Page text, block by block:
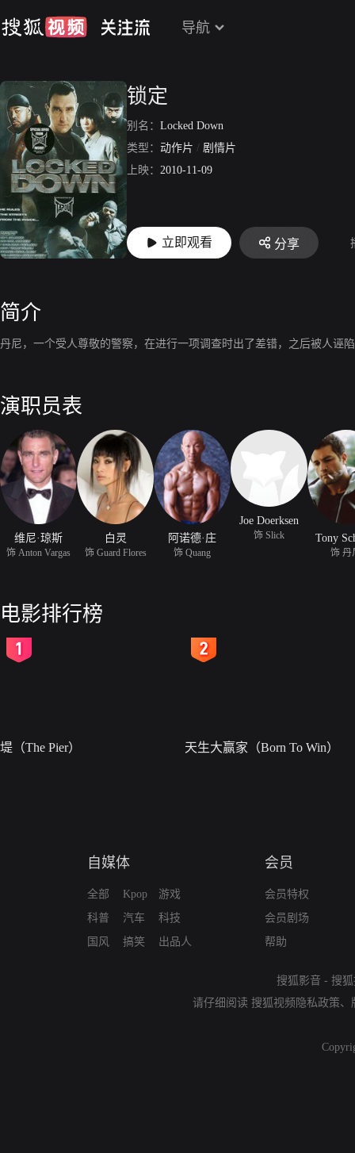
导航
锁定
别名： Locked Down
类型： 动作片 / 剧情片
上映： 2010-11-09
立即观看 分享
简介
丹尼，一个受人尊敬的警察，在进行一项调查时出了差错，之后被人诬
演职员表
维尼·琼斯
饰 Anton Vargas
白灵
饰 Guard Flores
阿诺德·庄
饰 Quang
Joe Doerksen
饰 Slick Tony
饰 丹
电影排行榜
堤（The Pier） 天生大赢家（Born To Win）
自媒体
全部
科普
国风
Kpop
汽车
搞笑
游戏
科技
出品人
会员
会员特权
会员剧场
帮助
搜狐影音 - 搜
请仔细阅读 搜狐视频隐私政策、